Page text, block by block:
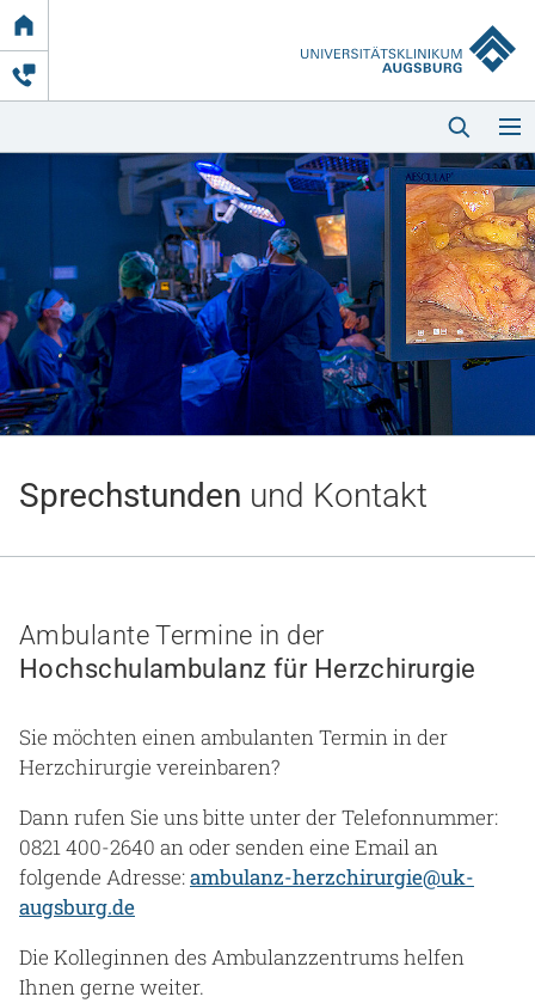
Link
zur
Startseite
Startseite
Kliniken & Einrichtungen
Zuweisende
Beruf & Karriere
Anreise
Sprechstunden und Kontakt
Ambulante Termine in der
Hochschulambulanz für Herzchirurgie
Sie möchten einen ambulanten Termin in der
Herzchirurgie vereinbaren?
Dann rufen Sie uns bitte unter der Telefonnummer:
0821 400-2640 an oder senden eine Email an
folgende Adresse:ambulanz-herzchirurgie@uk-
augsburg.de
Die Kolleginnen des Ambulanzzentrums helfen
Ihnen gerne weiter.